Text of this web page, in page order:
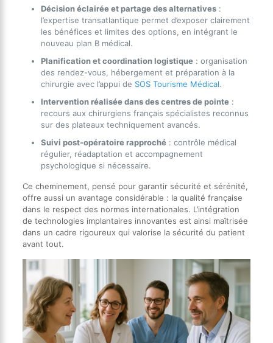
Décision éclairée et partage des alternatives:
l’expertise transatlantique permet d’exposer clairement
les bénéfices et limites des options, en intégrant le
nouveau plan B médical.
Planification et coordination logistique: organisation
des rendez-vous, hébergement et préparation à la
chirurgie avec l’appui de SOS Tourisme Médical.
Intervention réalisée dans des centres de pointe:
recours aux chirurgiens français spécialistes reconnus
sur des plateaux techniquement avancés.
Suivi post-opératoire rapproché: contrôle médical
régulier, réadaptation et accompagnement
psychologique si nécessaire.
Ce cheminement, pensé pour garantir sécurité et sérénité,
offre aussi un avantage considérable : la qualité française
dans le respect des normes internationales. L’intégration
de technologies implantaires innovantes est ainsi maîtrisée
dans un cadre rigoureux qui valorise la sécurité du patient
avant tout.